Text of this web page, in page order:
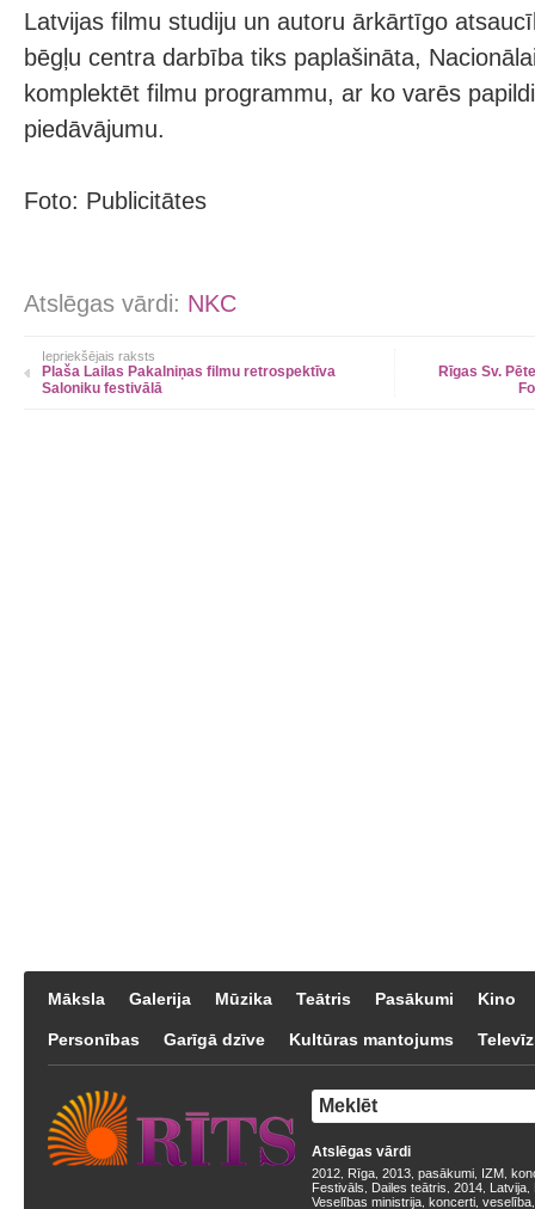
Latvijas filmu studiju un autoru ārkārtīgo
bēgļu centra darbība tiks paplašināta,
komplektēt filmu programmu, ar ko varēs
piedāvājumu.
Foto: Publicitātes
Atslēgas vārdi: NKC
Iepriekšējais raksts
Plaša Lailas Pakalniņas filmu retrospektīva
Saloniku festivālā
Rīgas Sv.
Māksla Galerija Mūzika Teātris Pasākumi Kino
Personības Garīgā dzīve Kultūras mantojums
Atslēgas vārdi
2012 Rīga 2013 pasākumi IZM
Festivāls
Dailes teātris 2014 Latvija
Veselības ministrija koncerti veselība